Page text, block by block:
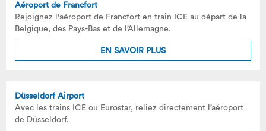
Aéroport de Francfort
Rejoignez l'aéroport de Francfort en train ICE au départ de la
Belgique, des Pays-Bas et de l’Allemagne.
EN SAVOIR PLUS
Düsseldorf Airport
Avec les trains ICE ou Eurostar, reliez directement l’aéroport
de Düsseldorf.